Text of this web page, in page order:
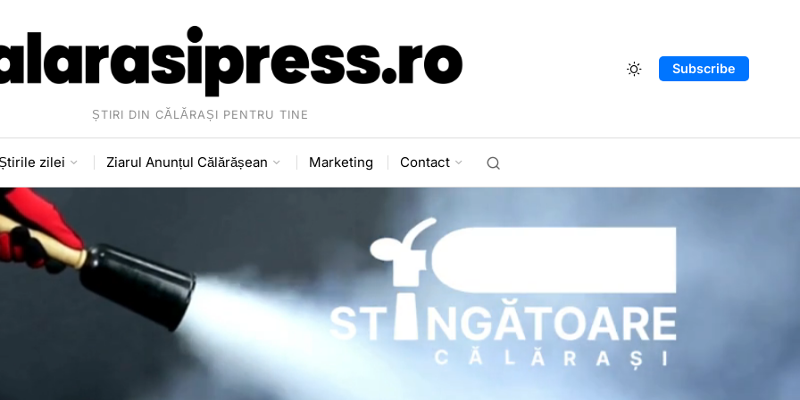
ȘTIRI DIN CĂLĂRAȘI PENTRU TINE
Subscribe
zilei Ziarul Anunțul Călărășean Marketing Contact